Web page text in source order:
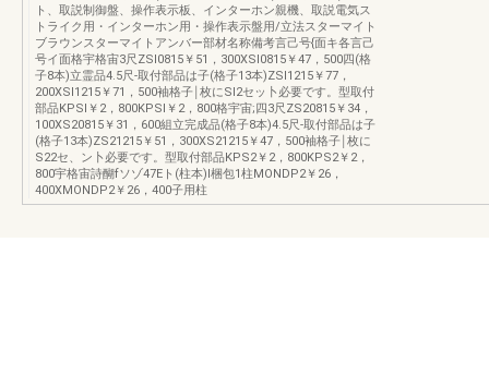
ト、取説制御盤、操作表示板、インターホン親機、取説電気ス
トライク用・インターホン用・操作表示盤用/立法スターマイト
ブラウンスターマイトアンバー部材名称備考言己号{面キ各言己
号イ面格宇格宙3尺ZSI0815￥51，300XSI0815￥47，500四(格
子8本)立霊品4.5尺-取付部品は子(格子13本)ZSI1215￥77，
200XSI1215￥71，500袖格子￨枚にSl2セッ卜必要です。型取付
部品KPSI￥2，800KPSI￥2，800格宇宙;四3尺ZS20815￥34，
100XS20815￥31，600組立完成品(格子8本)4.5尺-取付部品は子
(格子13本)ZS21215￥51，300XS21215￥47，500袖格子￨枚に
S22セ、ン卜必要です。型取付部品KPS2￥2，800KPS2￥2，
800宇格宙詩醐fソゾ47Eト(柱本)l梱包1柱MONDP2￥26，
400XMONDP2￥26，400子用柱